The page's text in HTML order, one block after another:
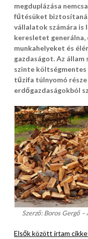
megduplázása
fűtésüket
vállalatok számára is
keresletet generálna,
munkahelyeket és
gazdaságot. Az állam
szinte költségmentes
tűzifa túlnyomó része
erdőgazdaságokból
Szerző: Boros Gergő
Elsők között írtam